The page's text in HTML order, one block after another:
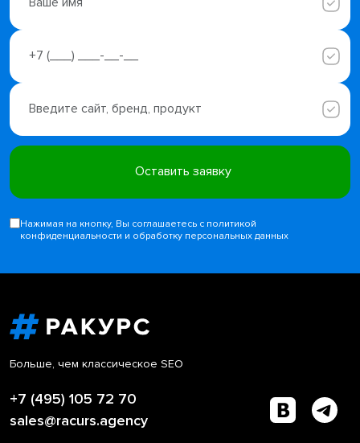
Нажимая на кнопку, Вы соглашаетесь с политикой
конфиденциальности и обработку персональных данных
Больше, чем классическое SEO
+7 (495) 105 72 70
sales@racurs.agency